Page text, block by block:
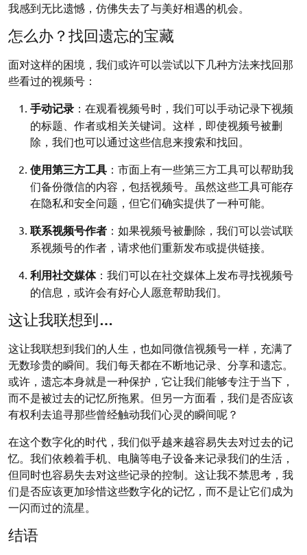
我感到无比遗憾，仿佛失去了与美好相遇的机会。
怎么办？找回遗忘的宝藏
面对这样的困境，我们或许可以尝试以下几种方法来找回那
些看过的视频号：
手动记录 ：在观看视频号时，我们可以手动记录下视频
的标题、作者或相关关键词。这样，即使视频号被删
除，我们也可以通过这些信息来搜索和找回。
使用第三方工具 ：市面上有一些第三方工具可以帮助我
们备份微信的内容，包括视频号。虽然这些工具可能存
在隐私和安全问题，但它们确实提供了一种可能。
联系视频号作者 ：如果视频号被删除，我们可以尝试联
系视频号的作者，请求他们重新发布或提供链接。
利用社交媒体：我们可以在社交媒体上发布寻找视频号
的信息，或许会有好心人愿意帮助我们。
这让我联想到…
这让我联想到我们的人生，也如同微信视频号一样，充满了
无数珍贵的瞬间。我们每天都在不断地记录、分享和遗忘。
或许，遗忘本身就是一种保护，它让我们能够专注于当下，
而不是被过去的记忆所拖累。但另一方面看，我们是否应该
有权利去追寻那些曾经触动我们心灵的瞬间呢？
在这个数字化的时代，我们似乎越来越容易失去对过去的记
忆。我们依赖着手机、电脑等电子设备来记录我们的生活，
但同时也容易失去对这些记录的控制。这让我不禁思考，我
们是否应该更加珍惜这些数字化的记忆，而不是让它们成为
一闪而过的流星。
结语